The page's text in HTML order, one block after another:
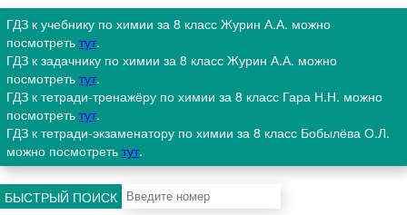
ГДЗ к учебнику по химии за 8 класс Журин А.А. можно
посмотреть тут.
ГДЗ к задачнику по химии за 8 класс Журин А.А. можно
посмотреть тут.
ГДЗ к тетради-тренажёру по химии за 8 класс Гара Н.Н. можно
посмотреть тут.
ГДЗ к тетради-экзаменатору по химии за 8 класс Бобылёва О.Л.
можно посмотреть тут.
БЫСТРЫЙ ПОИСК